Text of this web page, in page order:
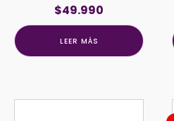
$49.990
LEER MÁS